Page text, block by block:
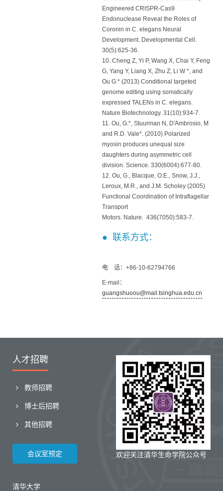
Engineered CRISPR-Cas9
Endonuclease Reveal the Roles of
Coronin in C. elegans Neural
Development. Developmental Cell.
30(5):625-36.
10. Cheng Z, Yi P, Wang X, Chai Y, Feng
G, Yang Y, Liang X, Zhu Z, Li W *, and
Ou G.* (2013) Conditional targeted
genome editing using somatically
expressed TALENs in C. elegans.
Nature Biotechnology. 31(10):934-7.
11. Ou, G.*, Stuurman N, D'Ambrosio, M
and R.D. Vale*. (2010) Polarized
myosin produces unequal size
daughters during asymmetric cell
division. Science. 330(6004):677-80.
12. Ou, G., Blacque, O.E., Snow, J.J.,
Leroux, M.R., and J.M. Scholey (2005)
Functional Coordination of Intraflagellar
Transport
Motors. Nature. 436(7050):583-7.
● 联系方式：
电 话：+86-10-62794766
E-mail：
guangshuoou@mail.tsinghua.edu.cn
欢迎关注清华生命学院公众号
人才招聘
教师招聘
博士后招聘
其他招聘
会议室预定
清华大学